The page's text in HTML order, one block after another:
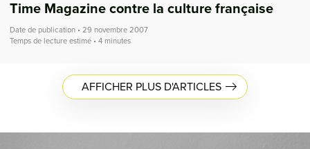
Time Magazine contre la culture française
Date de publication • 29 novembre 2007
Temps de lecture estimé • 4 minutes
AFFICHER PLUS D'ARTICLES